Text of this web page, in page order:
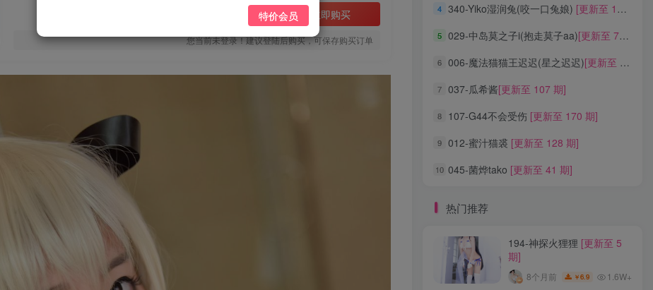
立即购买
您当前未登录！建议登陆后购买，可保存购买订单
4 340-Yiko湿润兔(咬一口兔娘) [更新至 136 期]
5 029-中岛莫之子i(抱走莫子aa)[更新至 76 期]
6 006-魔法猫猫王迟迟(星之迟迟)[更新至 320 期]
7 037-瓜希酱[更新至 107 期]
8 107-G44不会受伤 [更新至 170 期]
9 012-蜜汁猫裘 [更新至 128 期]
10 045-菌烨tako [更新至 41 期]
热门推荐
194-神探火狸狸 [更新至 5
期]
8个月前 ￥6.9 1.6W+
4 340-Yiko湿润兔(咬一口兔娘) [更新至 136 期]
5 029-中岛莫之子i(抱走莫子aa)[更新至 76 期]
6 006-魔法猫猫王迟迟(星之迟迟)[更新至 320 期]
7 037-瓜希酱[更新至 107 期]
8 107-G44不会受伤 [更新至 170 期]
9 012-蜜汁猫裘 [更新至 128 期]
10 045-菌烨tako [更新至 41 期]
标签云
龙年活动 龙宫地狱 龙娘图鉴
龙娘
龙姬
龙华妃咲JK
龙华妃咲
黑龙贯通
黑黑麦
特价会员